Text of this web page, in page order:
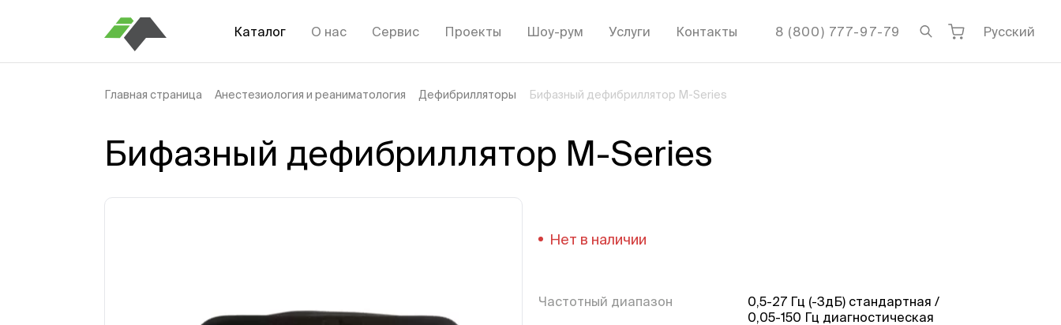
Каталог О нас Сервис Проекты Шоу-рум Услуги Контакты 8 (800) 777-97-79 Русский
Главная страница Анестезиология и реаниматология Дефибрилляторы Бифазный дефибриллятор М-Series
Бифазный дефибриллятор М-Series
Нет в наличии
Частотный диапазон
0,5-27 Гц (-3дБ) стандартная /
0,05-150 Гц диагностическая